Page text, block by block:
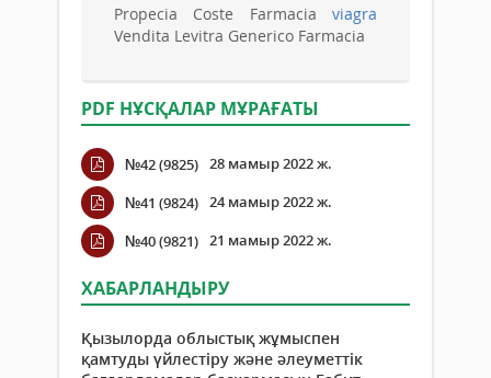
Propecia Coste Farmacia viagra
Vendita Levitra Generico Farmacia
PDF НҰСҚАЛАР МҰРАҒАТЫ
№42 (9825) 28 мамыр 2022 ж.
№41 (9824) 24 мамыр 2022 ж.
№40 (9821) 21 мамыр 2022 ж.
ХАБАРЛАНДЫРУ
Қызылорда облыстық жұмыспен
қамтуды үйлестіру және әлеуметтік